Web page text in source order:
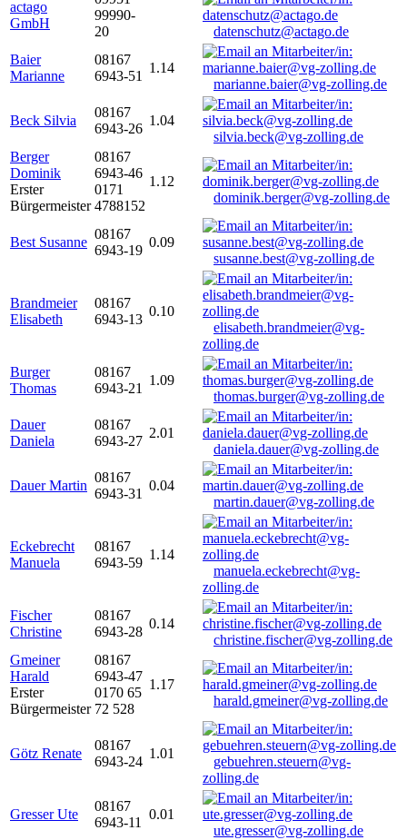
actago
GmbH
99990-
20
datenschutz@actago.de
Baier
Marianne
08167
6943-51
1.14
marianne.baier@vg-zolling.de
Beck Silvia
08167
6943-26
1.04
silvia.beck@vg-zolling.de
Berger
Dominik
Erster
Bürgermeister
08167
6943-46
0171
4788152
1.12
dominik.berger@vg-zolling.de
Best Susanne
08167
6943-19
0.09
susanne.best@vg-zolling.de
Brandmeier
Elisabeth
08167
6943-13
0.10
elisabeth.brandmeier@vg-
zolling.de
Burger
Thomas
08167
6943-21
1.09
thomas.burger@vg-zolling.de
Dauer
Daniela
08167
6943-27
2.01
daniela.dauer@vg-zolling.de
Dauer Martin
08167
6943-31
0.04
martin.dauer@vg-zolling.de
Eckebrecht
Manuela
08167
6943-59
1.14
manuela.eckebrecht@vg-
zolling.de
Fischer
Christine
08167
6943-28
0.14
christine.fischer@vg-zolling.de
Gmeiner
Harald
Erster
Bürgermeister
08167
6943-47
0170 65
72 528
1.17
harald.gmeiner@vg-zolling.de
Götz Renate
08167
6943-24
1.01
gebuehren.steuern@vg-
zolling.de
Gresser Ute
08167
6943-11
0.01
ute.gresser@vg-zolling.de